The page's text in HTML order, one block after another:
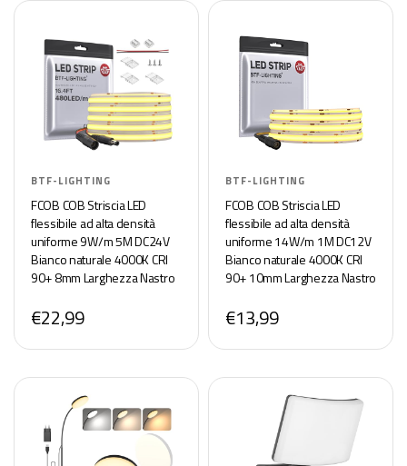
BTF-LIGHTING
FCOB COB Striscia LED
flessibile ad alta densità
uniforme 9W/m 5M DC24V
Bianco naturale 4000K CRI
90+ 8mm Larghezza Nastro
decorazioni (senza
adattatore o controller)
€22,99
BTF-LIGHTING
FCOB COB Striscia LED
flessibile ad alta densità
uniforme 14W/m 1M DC12V
Bianco naturale 4000K CRI
90+ 10mm Larghezza Nastro
decorazioni(senza
adattatore o controller)
€13,99